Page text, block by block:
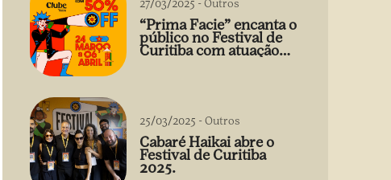
27/03/2025 -Outros
“Prima Facie” encanta o
público no Festival de
Curitiba com atuação
arrebatadora de Débora
25/03/2025 -Outros
Cabaré Haikai abre o
Festival de Curitiba
2025.